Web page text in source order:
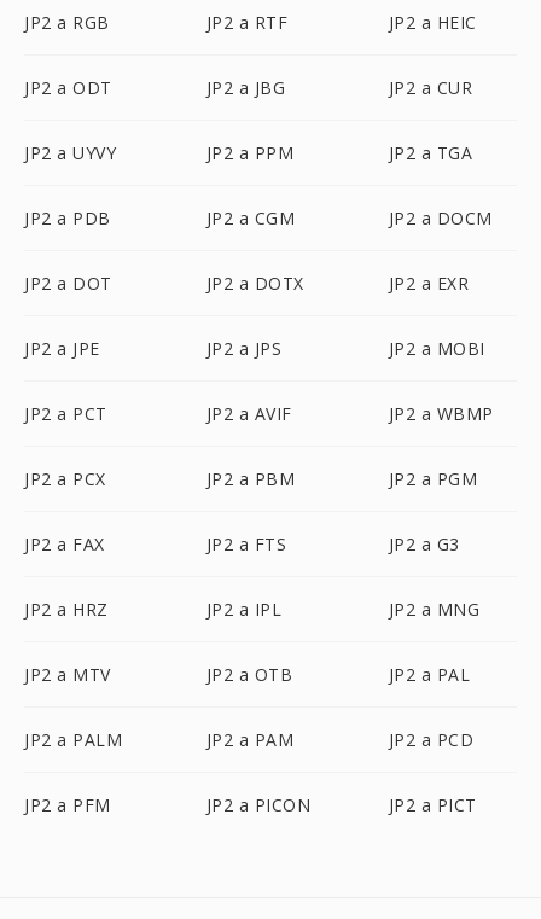
JP2 a RGB JP2 a RTF JP2 a HEIC
JP2 a ODT JP2 a JBG JP2 a CUR
JP2 a UYVY JP2 a PPM JP2 a TGA
JP2 a PDB JP2 a CGM JP2 a DOCM
JP2 a DOT JP2 a DOTX JP2 a EXR
JP2 a JPE JP2 a JPS JP2 a MOBI
JP2 a PCT JP2 a AVIF JP2 a WBMP
JP2 a PCX JP2 a PBM JP2 a PGM
JP2 a FAX JP2 a FTS JP2 a G3
JP2 a HRZ JP2 a IPL JP2 a MNG
JP2 a MTV JP2 a OTB JP2 a PAL
JP2 a PALM JP2 a PAM JP2 a PCD
JP2 a PFM JP2 a PICON JP2 a PICT